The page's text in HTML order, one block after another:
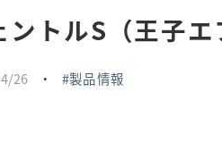
ントルS（王子エ
26 ・ 製品情報